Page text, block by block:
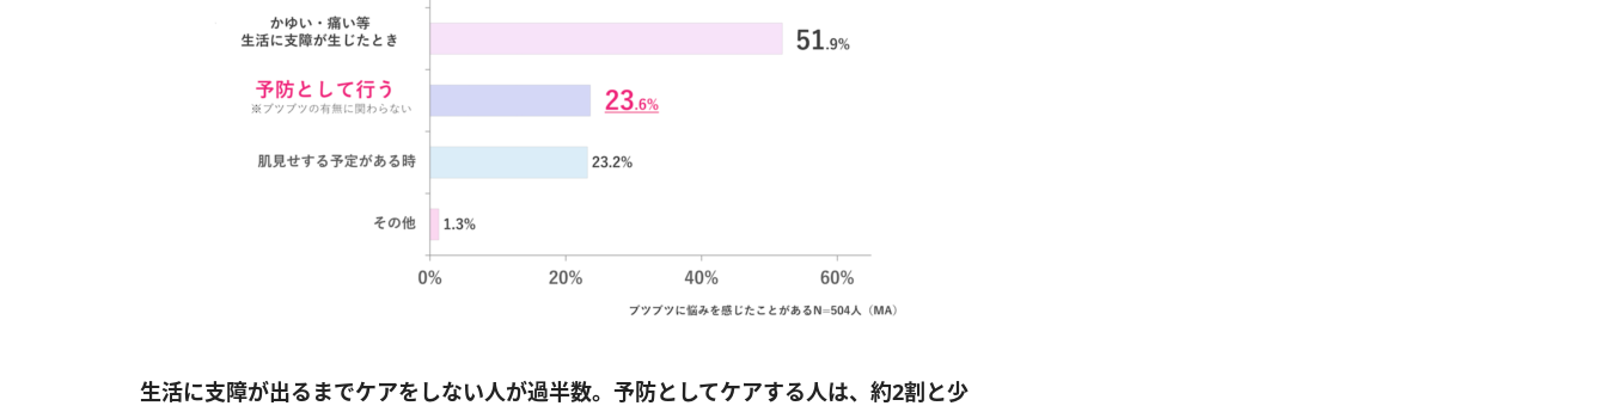
生活に支障が出るまでケアをしない人が過半数。予防としてケアする人は、約2割と少